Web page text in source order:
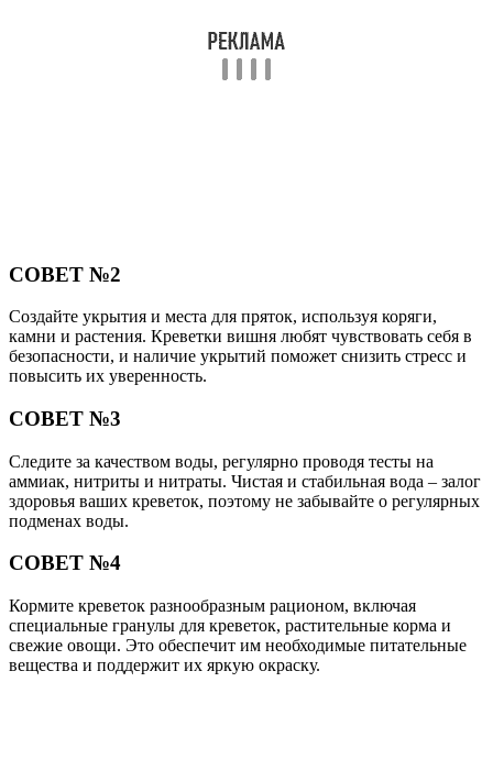
СОВЕТ №2
Создайте укрытия и места для пряток, используя коряги,
камни и растения. Креветки вишня любят чувствовать себя в
безопасности, и наличие укрытий поможет снизить стресс и
повысить их уверенность.
СОВЕТ №3
Следите за качеством воды, регулярно проводя тесты на
аммиак, нитриты и нитраты. Чистая и стабильная вода – залог
здоровья ваших креветок, поэтому не забывайте о регулярных
подменах воды.
СОВЕТ №4
Кормите креветок разнообразным рационом, включая
специальные гранулы для креветок, растительные корма и
свежие овощи. Это обеспечит им необходимые питательные
вещества и поддержит их яркую окраску.